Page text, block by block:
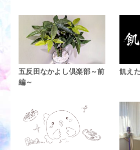
五反田なかよし倶楽部～前
編～
飢え